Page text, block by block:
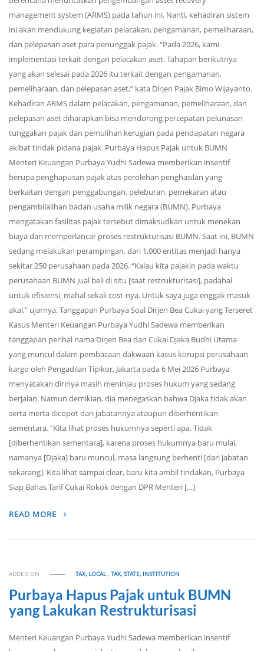
management system (ARMS) pada tahun ini. Nanti, kehadiran sistem
ini akan mendukung kegiatan pelacakan, pengamanan, pemeliharaan,
dan pelepasan aset para penunggak pajak. “Pada 2026, kami
implementasi terkait dengan pelacakan aset. Tahapan berikutnya
yang akan selesai pada 2026 itu terkait dengan pengamanan,
pemeliharaan, dan pelepasan aset,” kata Dirjen Pajak Bimo Wijayanto.
Kehadiran ARMS dalam pelacakan, pengamanan, pemeliharaan, dan
pelepasan aset diharapkan bisa mendorong percepatan pelunasan
tunggakan pajak dan pemulihan kerugian pada pendapatan negara
akibat tindak pidana pajak. Purbaya Hapus Pajak untuk BUMN
Menteri Keuangan Purbaya Yudhi Sadewa memberikan insentif
berupa penghapusan pajak atas perolehan penghasilan yang
berkaitan dengan penggabungan, peleburan, pemekaran atau
pengambilalihan badan usaha milik negara (BUMN). Purbaya
mengatakan fasilitas pajak tersebut dimaksudkan untuk menekan
biaya dan memperlancar proses restrukturisasi BUMN. Saat ini, BUMN
sedang melakukan perampingan, dari 1.000 entitas menjadi hanya
sekitar 250 perusahaan pada 2026. “Kalau kita pajakin pada waktu
perusahaan BUMN jual beli di situ [saat restrukturisasi], padahal
untuk efisiensi, mahal sekali cost-nya. Untuk saya juga enggak masuk
akal,” ujarnya. Tanggapan Purbaya Soal Dirjen Bea Cukai yang Terseret
Kasus Menteri Keuangan Purbaya Yudhi Sadewa memberikan
tanggapan perihal nama Dirjen Bea dan Cukai Djaka Budhi Utama
yang muncul dalam pembacaan dakwaan kasus korupsi perusahaan
kargo oleh Pengadilan Tipikor, Jakarta pada 6 Mei 2026 Purbaya
menyatakan dirinya masih meninjau proses hukum yang sedang
berjalan. Namun demikian, dia menegaskan bahwa Djaka tidak akan
serta merta dicopot dari jabatannya ataupun diberhentikan
sementara. “Kita lihat proses hukumnya seperti apa. Tidak
[diberhentikan sementara], karena proses hukumnya baru mulai,
namanya [Djaka] baru muncul, masa langsung berhenti [dari jabatan
sekarang]. Kita lihat sampai clear, baru kita ambil tindakan, Purbaya
Siap Bahas Tarif Cukai Rokok dengan DPR Menteri […]
READ MORE
ADDED ON TAX, LOCAL,TAX, STATE, INSTITUTION
Purbaya Hapus Pajak untuk BUMN
yang Lakukan Restrukturisasi
Menteri Keuangan Purbaya Yudhi Sadewa memberikan insentif